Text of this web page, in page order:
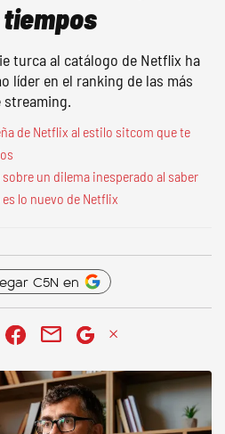
turca al catálogo de Netflix ha
líder en el ranking de las más
de Netflix al estilo sitcom que te
un dilema inesperado al saber
lo nuevo de Netflix
C5N en